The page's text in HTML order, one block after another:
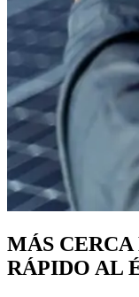
MÁS
RÁPIDO AL